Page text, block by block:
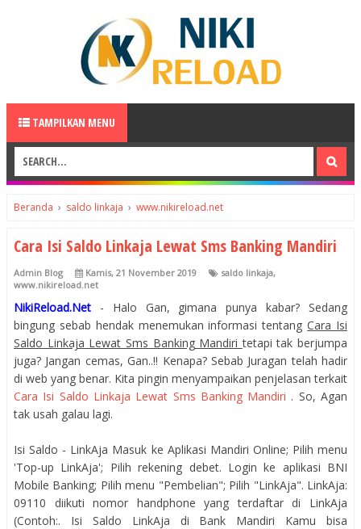
TAMPILKAN MENU
Beranda › saldo linkaja › www.nikireload.net
Cara Isi Saldo Linkaja Lewat Sms Banking Mandiri
Admin Blog Kamis, 21 November 2019 saldo linkaja,
www.nikireload.net
NikiReload.Net - Halo Gan, gimana punya kabar? Sedang
bingung sebab hendak menemukan informasi tentangCara Isi
Saldo Linkaja Lewat Sms Banking Mandiritetapi tak berjumpa
juga? Jangan cemas, Gan..!! Kenapa? Sebab Juragan telah hadir
di web yang benar. Kita pingin menyampaikan penjelasan terkait
Cara Isi Saldo Linkaja Lewat Sms Banking Mandiri . So, Agan
tak usah galau lagi.
Isi Saldo - LinkAja Masuk ke Aplikasi Mandiri Online; Pilih menu
'Top-up LinkAja'; Pilih rekening debet. Login ke aplikasi BNI
Mobile Banking; Pilih menu "Pembelian"; Pilih "LinkAja". LinkAja:
09110 diikuti nomor handphone yang terdaftar di LinkAja
(Contoh:. Isi Saldo LinkAja di Bank Mandiri Kamu bisa